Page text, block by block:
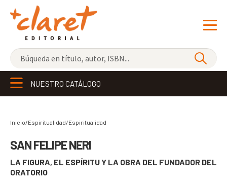
NOVEDADES
LOS MÁS VENDIDOS
hijo
LIBRERÍA CLARET
CONTACTO
NUESTRO CATÁLOGO
Inicio/Espiritualidad/Espiritualidad
SAN FELIPE NERI
LA FIGURA, EL ESPÍRITU Y LA OBRA DEL FUNDADOR DEL
ORATORIO